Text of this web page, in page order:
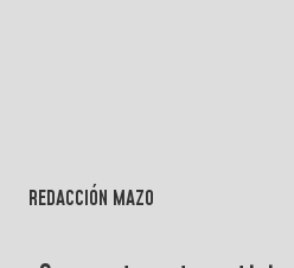
REDACCIÓN MAZO